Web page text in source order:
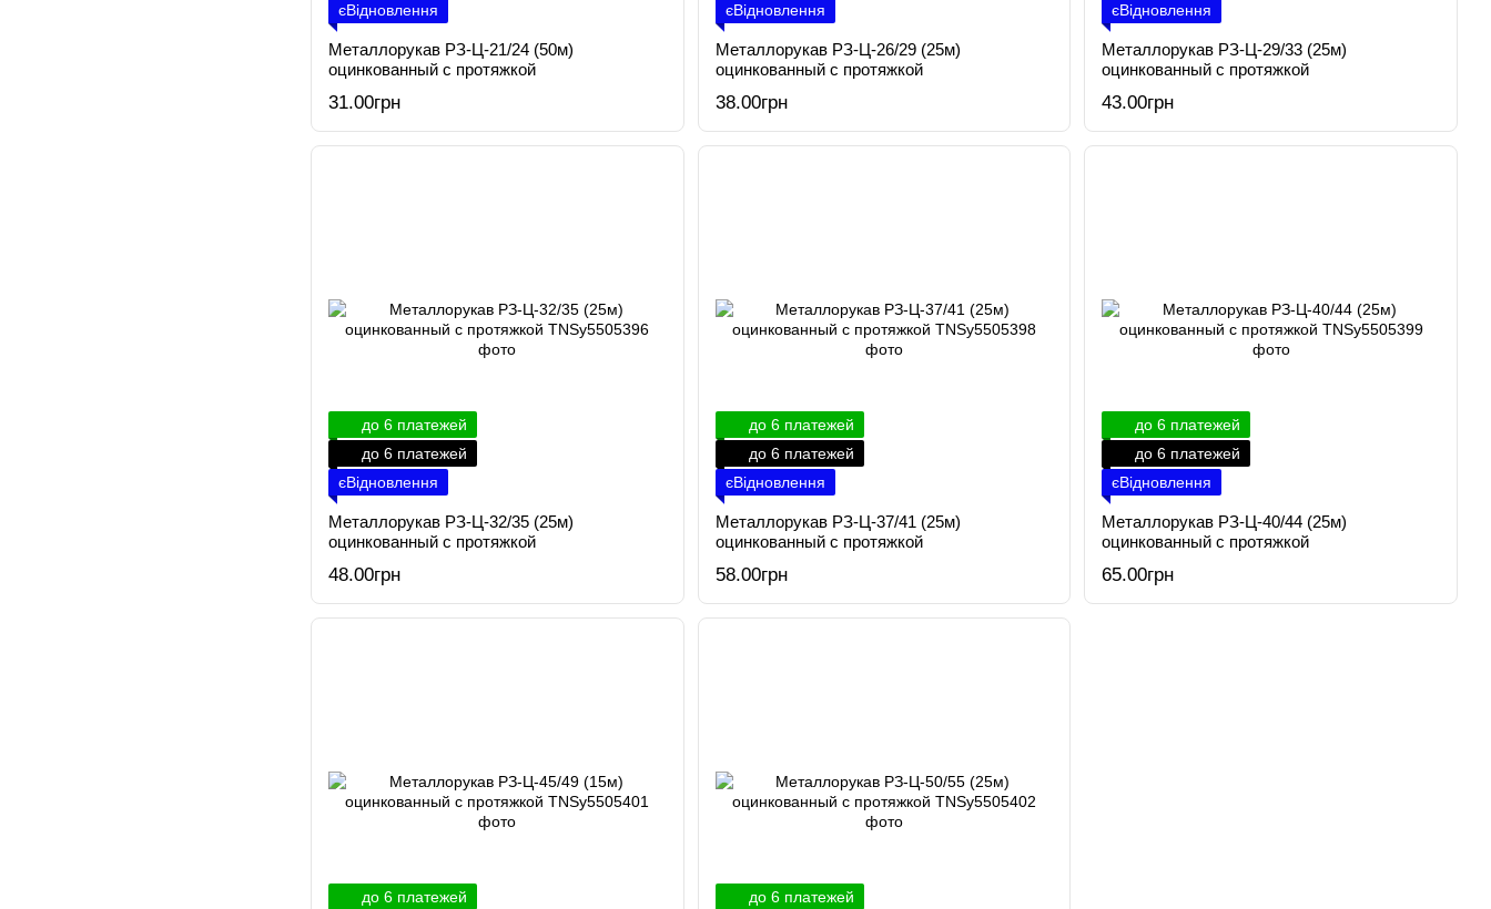
єВідновлення
Металлорукав РЗ-Ц-21/24 (50м)
оцинкованный с протяжкой
31.00грн
єВідновлення
Металлорукав РЗ-Ц-26/29 (25м)
оцинкованный с протяжкой
38.00грн
єВідновлення
Металлорукав РЗ-Ц-29/33 (25м)
оцинкованный с протяжкой
43.00грн
до 6 платежей
до 6 платежей
єВідновлення
Металлорукав РЗ-Ц-32/35 (25м)
оцинкованный с протяжкой
48.00грн
до 6 платежей
до 6 платежей
єВідновлення
Металлорукав РЗ-Ц-37/41 (25м)
оцинкованный с протяжкой
58.00грн
до 6 платежей
до 6 платежей
єВідновлення
Металлорукав РЗ-Ц-40/44 (25м)
оцинкованный с протяжкой
65.00грн
до 6 платежей
до 6 платежей